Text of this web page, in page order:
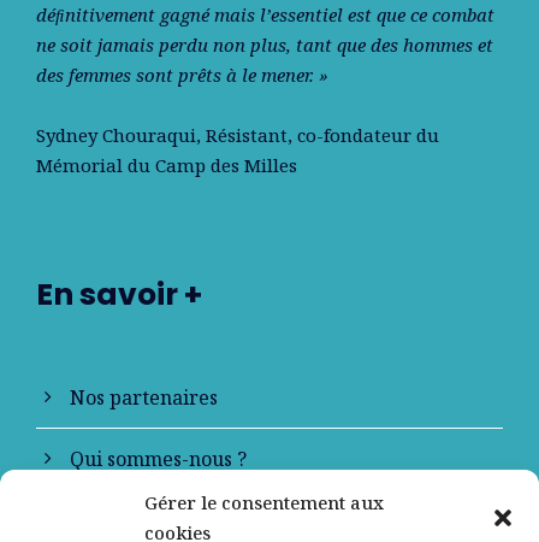
Gérer le consentement aux
cookies
déﬁnitivement gagné mais l’essentiel est que ce combat
ne soit jamais perdu non plus, tant que des hommes et
des femmes sont prêts à le mener. »
Sydney Chouraqui, Résistant, co-fondateur du
Mémorial du Camp des Milles
En savoir +
Nos partenaires
Qui sommes-nous ?
Contactez-nous